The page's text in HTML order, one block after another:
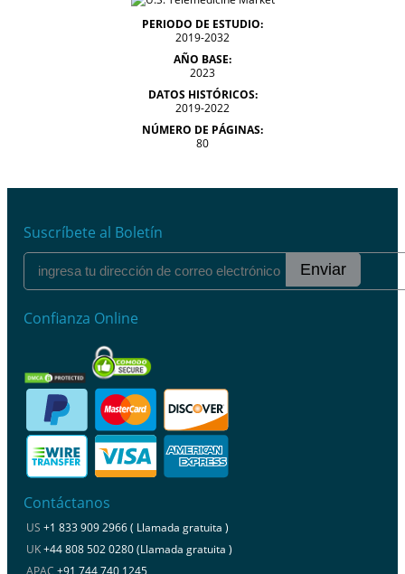
PERIODO DE ESTUDIO:
2019-2032
AÑO BASE:
2023
DATOS HISTÓRICOS:
2019-2022
NÚMERO DE PÁGINAS:
80
Suscríbete al Boletín
Enviar
Confianza Online
Contáctanos
US +1 833 909 2966 ( Llamada gratuita )
UK+44 808 502 0280 (Llamada gratuita )
APAC +91 744 740 1245